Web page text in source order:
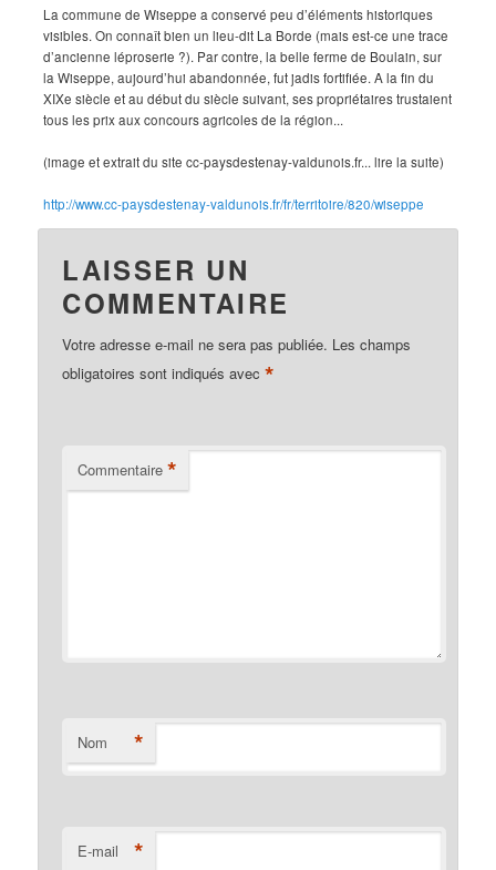
La commune de Wiseppe a conservé peu d’éléments historiques
visibles. On connaît bien un lieu-dit La Borde (mais est-ce une trace
d’ancienne léproserie ?). Par contre, la belle ferme de Boulain, sur
la Wiseppe, aujourd’hui abandonnée, fut jadis fortifiée. A la fin du
XIXe siècle et au début du siècle suivant, ses propriétaires trustaient
tous les prix aux concours agricoles de la région...
(image et extrait du site cc-paysdestenay-valdunois.fr... lire la suite)
http://www.cc-paysdestenay-valdunois.fr/fr/territoire/820/wiseppe
LAISSER UN
COMMENTAIRE
Votre adresse e-mail ne sera pas publiée. Les champs
obligatoires sont indiqués avec*
Commentaire *
Nom *
E-mail *